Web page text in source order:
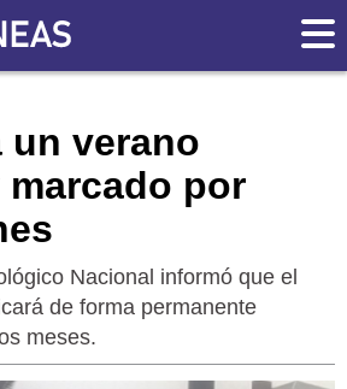
un verano
por
Nacional informó que el
de forma permanente
meses.